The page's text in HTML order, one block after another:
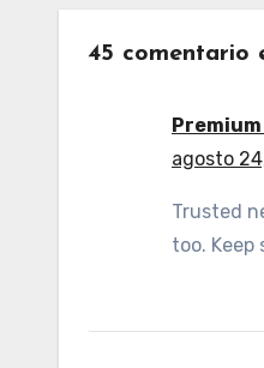
45 comentario
agosto
Trusted
too. Keep